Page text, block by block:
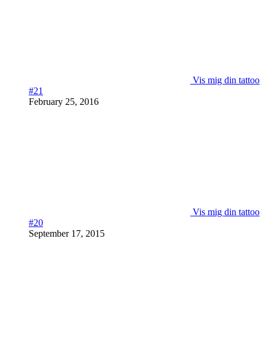
Vis mig din tattoo
#21
February 25, 2016
Vis mig din tattoo
#20
September 17, 2015